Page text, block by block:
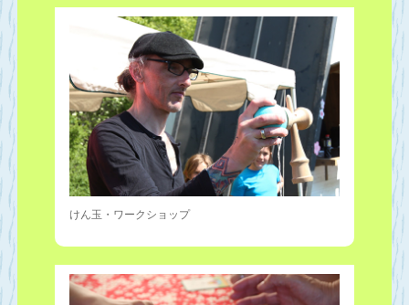
けん玉・ワークショップ